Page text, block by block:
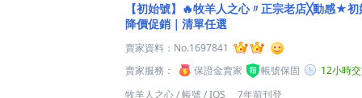
【初始號】🔥牧羊人之心〃正宗老店╳動感★
降價促銷｜清單任選
賣家資料： No.1697841
賣家服務：
保證金賣家 帳號保固
12小時
牧羊人之心/帳號/IOS 7年前刊登